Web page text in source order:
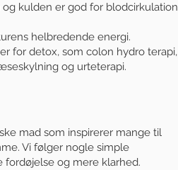
kulden er god for blodcirkulation
helbredende energi.
for detox, som colon hydro terapi,
og urteterapi.
mad som inspirerer mange til
Vi følger nogle simple
og mere klarhed.